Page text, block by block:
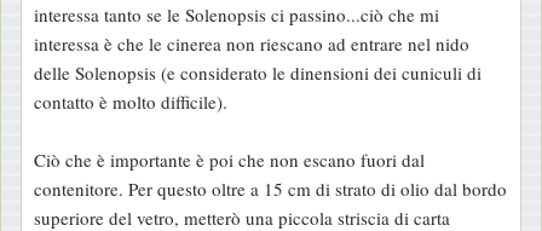
interessa tanto se le Solenopsis ci passino...ciò che mi
interessa è che le cinerea non riescano ad entrare nel nido
delle Solenopsis (e considerato le dinensioni dei cuniculi di
contatto è molto difficile).
Ciò che è importante è poi che non escano fuori dal
contenitore. Per questo oltre a 15 cm di strato di olio dal bordo
superiore del vetro, metterò una piccola striscia di carta